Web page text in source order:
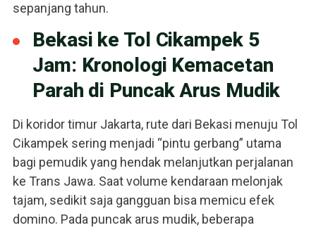
sepanjang tahun.
Bekasi ke Tol Cikampek 5
Jam: Kronologi Kemacetan
Parah di Puncak Arus Mudik
Di koridor timur Jakarta, rute dari Bekasi menuju Tol
Cikampek sering menjadi “pintu gerbang” utama
bagi pemudik yang hendak melanjutkan perjalanan
ke Trans Jawa. Saat volume kendaraan melonjak
tajam, sedikit saja gangguan bisa memicu efek
domino. Pada puncak arus mudik, beberapa